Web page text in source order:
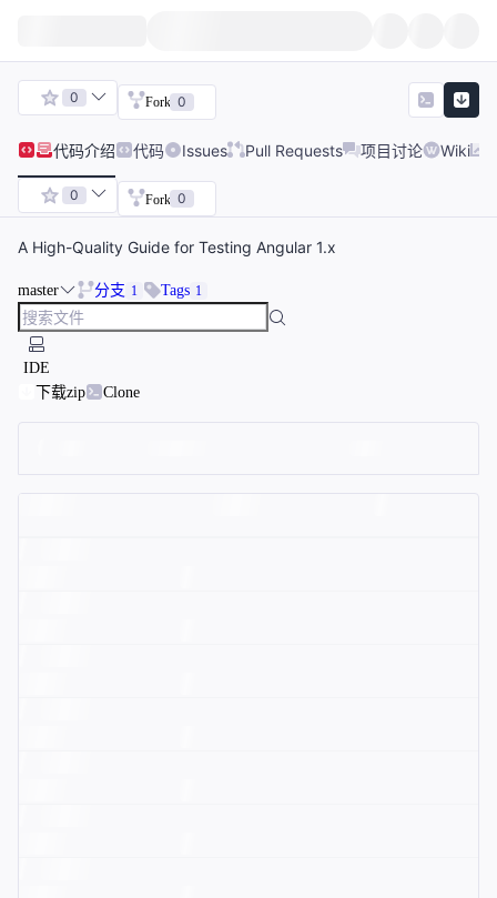
0 Fork 0
代码介绍 代码 Issues Pull Requests 项目讨论 Wiki
0 Fork 0
A High-Quality Guide for Testing Angular 1.x
master 分支 1 Tags 1
IDE
下载zip
Clone